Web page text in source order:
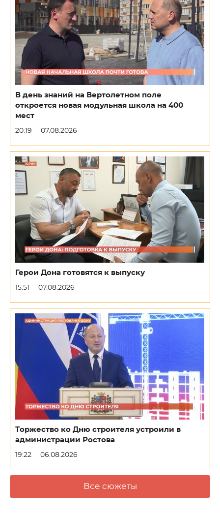
В день знаний на Вертолетном поле
откроется новая модульная школа на 400
мест
20:19 07.08.2026
Герои Дона готовятся к выпуску
15:51 07.08.2026
Торжество ко Дню строителя устроили в
администрации Ростова
19:22 06.08.2026
Все сюжеты